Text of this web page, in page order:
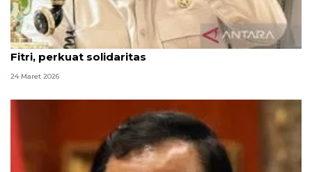
Prabowo telepon Mahmoud Abbas ucapkan Idul
Fitri, perkuat solidaritas
24 Maret 2026